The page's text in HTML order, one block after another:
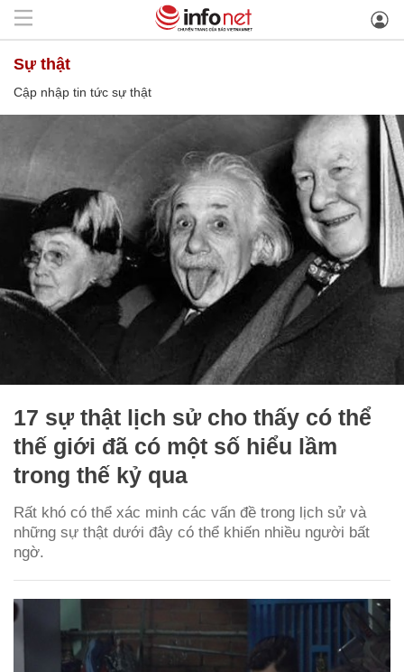
sự thật
Cập nhập tin tức sự thật
17 sự thật lịch sử cho thấy có thể
thế giới đã có một số hiểu lầm
trong thế kỷ qua
Rất khó có thể xác minh các vấn đề trong lịch sử và
những sự thật dưới đây có thể khiến nhiều người bất
ngờ.